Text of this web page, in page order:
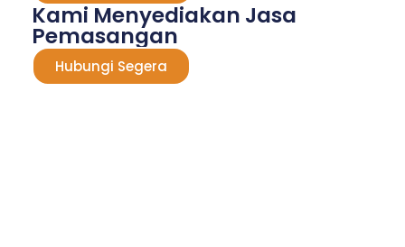
Kami Menyediakan Jasa
Pemasangan
Hubungi Segera